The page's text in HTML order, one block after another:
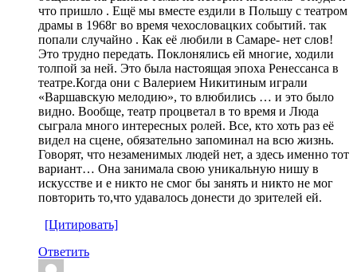
что пришло . Ещё мы вместе ездили в Польшу с театром
драмы в 1968г во время чехословацких событий. так
попали случайно . Как её любили в Самаре- нет слов!
Это трудно передать. Поклонялись ей многие, ходили
толпой за ней. Это была настоящая эпоха Ренессанса в
театре.Когда они с Валерием Никитиным играли
«Варшавскую мелодию», то влюбились … и это было
видно. Вообще, театр процветал в то время и Люда
сыграла много интересных ролей. Все, кто хоть раз её
видел на сцене, обязательно запоминал на всю жизнь.
Говорят, что незаменимых людей нет, а здесь именно тот
вариант… Она занимала свою уникальную нишу в
искусстве и е никто не смог бы занять и никто не мог
повторить то,что удавалось донести до зрителей ей.
[Цитировать]
Ответить